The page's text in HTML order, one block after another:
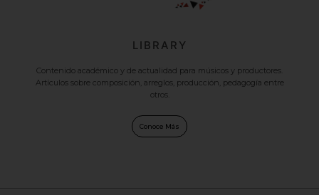
LIBRARY
Contenido académico y de actualidad para músicos y productores.
Artículos sobre composición, arreglos, producción, pedagogía entre
otros.
Conoce Más